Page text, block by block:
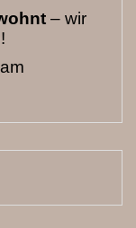
– wir